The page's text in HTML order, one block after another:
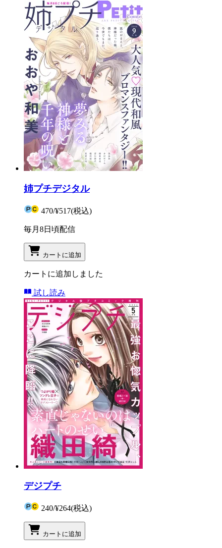
姉プチデジタル
470/¥517(税込)
毎月8日頃配信
カートに追加
カートに追加しました
試し読み
デジプチ
240/¥264(税込)
カートに追加